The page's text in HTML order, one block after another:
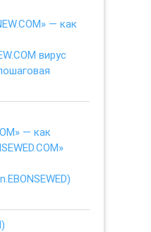
— как
вирус
— как